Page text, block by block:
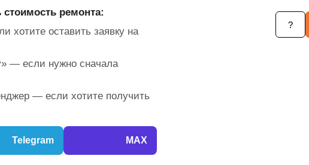
ремонта:
хотите оставить заявку на
— если нужно сначала
— если хотите получить
Telegram MAX
?